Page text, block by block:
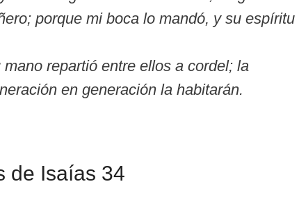
porque mi boca lo mandó, y su espíritu
repartió entre ellos a cordel; la
en generación la habitarán.
de Isaías 34